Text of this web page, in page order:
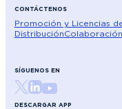
CONTÁCTENOS
Promoción y Licencias
Distribución
SÍGUENOS EN
DESCARGAR APP